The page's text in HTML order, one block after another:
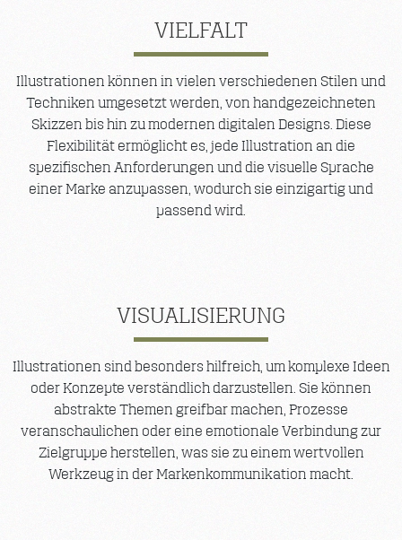
VIELFALT
Illustrationen können in vielen verschiedenen Stilen und
Techniken umgesetzt werden, von handgezeichneten
Skizzen bis hin zu modernen digitalen Designs. Diese
Flexibilität ermöglicht es, jede Illustration an die
spezifischen Anforderungen und die visuelle Sprache
einer Marke anzupassen, wodurch sie einzigartig und
passend wird.
VISUALISIERUNG
Illustrationen sind besonders hilfreich, um komplexe Ideen
oder Konzepte verständlich darzustellen. Sie können
abstrakte Themen greifbar machen, Prozesse
veranschaulichen oder eine emotionale Verbindung zur
Zielgruppe herstellen, was sie zu einem wertvollen
Werkzeug in der Markenkommunikation macht.